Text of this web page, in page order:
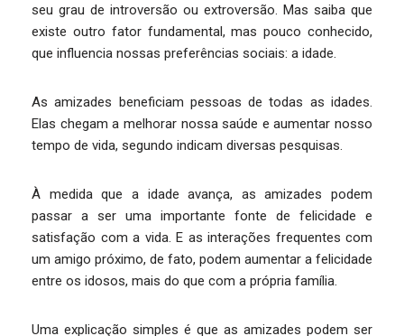
seu grau de introversão ou extroversão. Mas saiba que
existe outro fator fundamental, mas pouco conhecido,
que influencia nossas preferências sociais: a idade.
As amizades beneficiam pessoas de todas as idades.
Elas chegam a melhorar nossa saúde e aumentar nosso
tempo de vida, segundo indicam diversas pesquisas.
À medida que a idade avança, as amizades podem
passar a ser uma importante fonte de felicidade e
satisfação com a vida. E as interações frequentes com
um amigo próximo, de fato, podem aumentar a felicidade
entre os idosos, mais do que com a própria família.
Uma explicação simples é que as amizades podem ser